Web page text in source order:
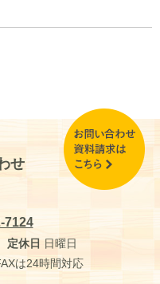
せ
7124
定休日 日曜日
は24時間対応